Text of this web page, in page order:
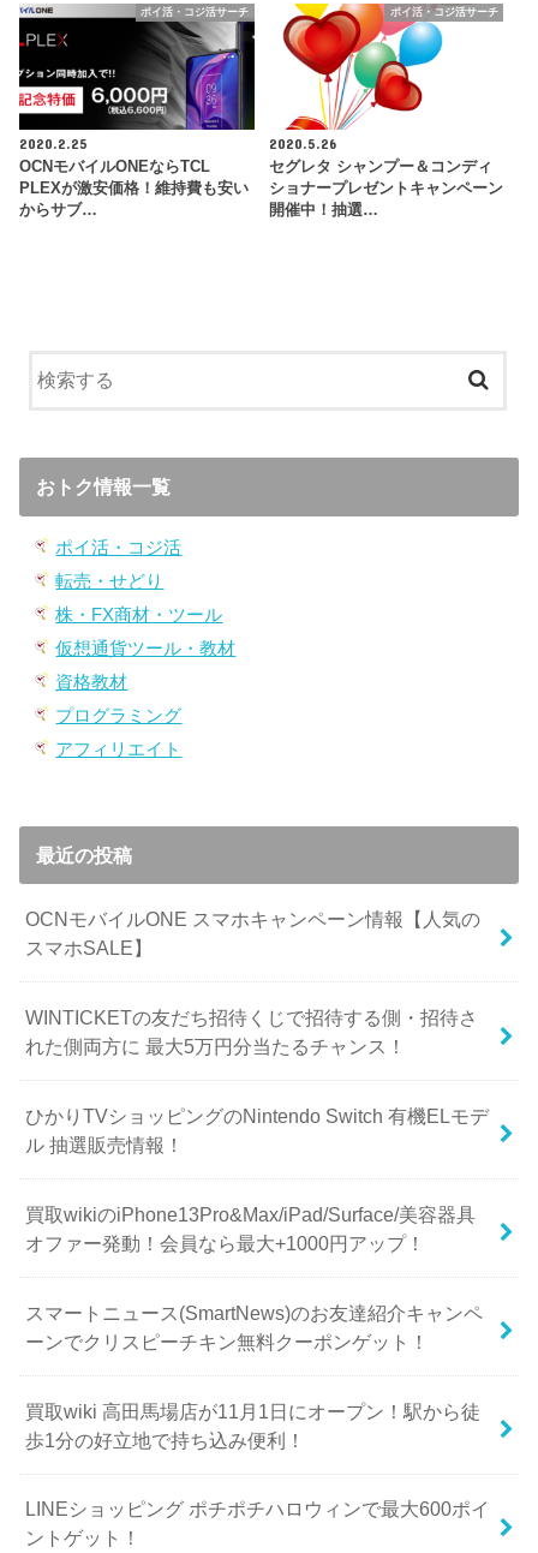
ポイ活・コジ活サーチ
2020.2.25
OCNモバイルONEならTCL
PLEXが激安価格！維持費も安い
からサブ…
ポイ活・コジ活サーチ
2020.5.26
セグレタ シャンプー＆コンディ
ショナープレゼントキャンペーン
開催中！抽選…
おトク情報一覧
ポイ活・コジ活
転売・せどり
株・FX商材・ツール
仮想通貨ツール・教材
資格教材
プログラミング
アフィリエイト
最近の投稿
OCNモバイルONE スマホキャンペーン情報【人気の
スマホSALE】
WINTICKETの友だち招待くじで招待する側・招待さ
れた側両方に 最大5万円分当たるチャンス！
ひかりTVショッピングのNintendo Switch 有機ELモデ
ル 抽選販売情報！
買取wikiのiPhone13Pro&Max/iPad/Surface/美容器具
オファー発動！会員なら最大+1000円アップ！
スマートニュース(SmartNews)のお友達紹介キャンペ
ーンでクリスピーチキン無料クーポンゲット！
買取wiki 高田馬場店が11月1日にオープン！駅から徒
歩1分の好立地で持ち込み便利！
LINEショッピング ポチポチハロウィンで最大600ポイ
ントゲット！